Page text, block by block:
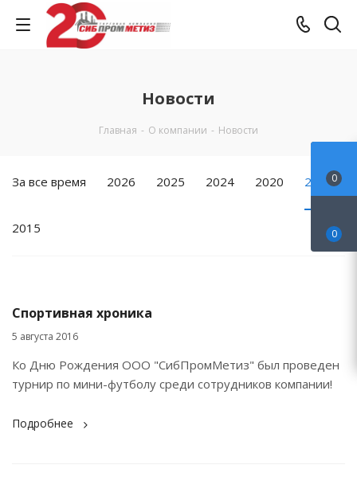
Новости
Главная - О компании - Новости
За все время 2026 2025 2024 2020 2016
2015
Спортивная хроника
5 августа 2016
Ко Дню Рождения ООО "СибПромМетиз" был проведен
турнир по мини-футболу среди сотрудников компании!
Подробнее
0
0